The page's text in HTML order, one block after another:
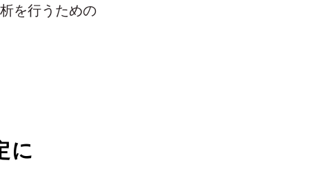
を行うための
に